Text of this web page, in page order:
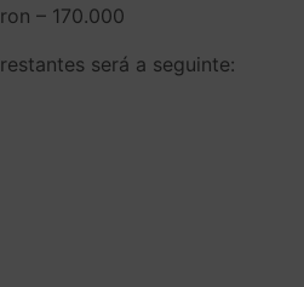
– 170.000
será a seguinte: